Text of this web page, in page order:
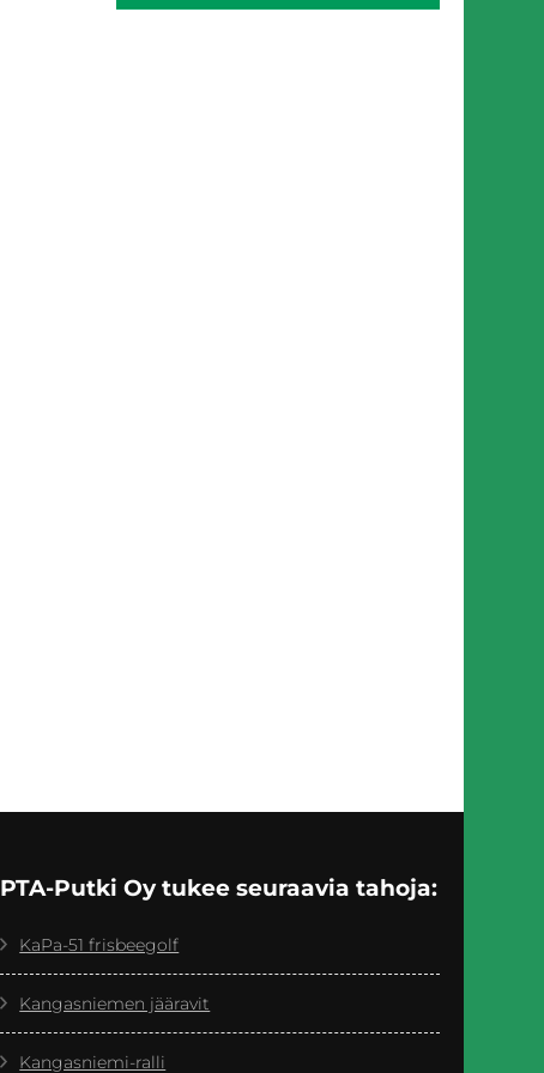
PTA-Putki Oy tukee seuraavia tahoja:
KaPa-51 frisbeegolf
Kangasniemen jääravit
Kangasniemi-ralli